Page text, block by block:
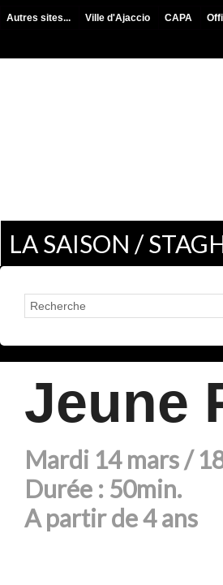
Autres sites... Ville d'Ajaccio CAPA
LA SAISON /
Jeune
Mardi 14 mars /
Durée : 50min.
A partir de 4 ans